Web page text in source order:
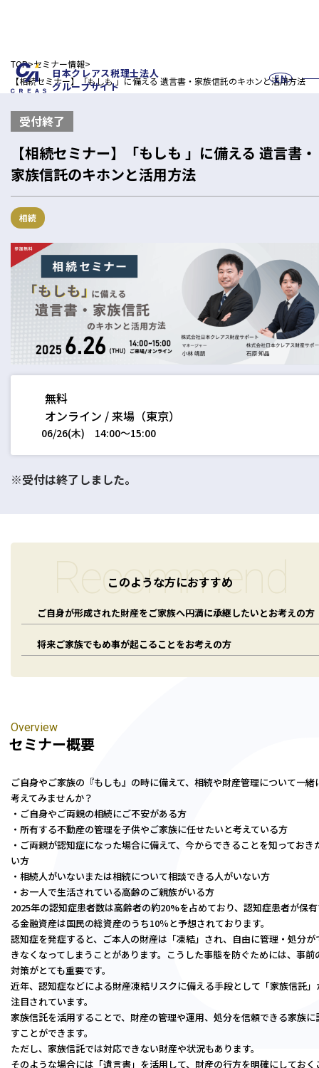
日本クレアス税理士法人
グループサイト
EN
お問い合わせフォーム
採用情報
法人の皆様へ
税務
税務セカンドオピニオン
組織再編税制・国際税務
四半期決算サポート
会社設立（スタートアップサポート）・クラウド会計導入
決算開示書類（有報・短信等）作成・IFRS対応サポート
人事労務アウトソーシング（給与計算・社会保険手続）
労使トラブル対応
労務デューデリジェンス・労務コンプライアンス調査
企業法務
企業法務・法務顧問・事業再生・債権回収
コンサルティングサービス
FAS（財務デューデリジェンス・株価算定・PPA）
IPOコンサルティング
M＆A
個人の皆様へ
法務サポート
医療・介護・福祉の皆様へ
専門分野会計・税務
会計・税務（歯科）
会計・税務（公益法人）
開業サポート
人事労務サポート
企業理念
グループ概要
グループ企業一覧
拠点一覧
東京本社
東京中野本部
埼玉川口本部
千葉本部
高崎本部
富山本部
高岡本部
大阪本部
北大阪本部
神戸三宮本部
福山本部
宮崎本部
受付終了
【相続セミナー】「もしも 」に備える 遺言書・
家族信託のキホンと活用方法
相続
無料
オンライン / 来場（東京）
06/26(木) 14:00〜15:00
※受付は終了しました。
TOP セミナー情報
【相続セミナー】「もしも 」に備える 遺言書・家族信託のキホンと活用方法
Recommend
このような方におすすめ
ご自身が形成された財産をご家族へ円満に承継したいとお考えの方
将来ご家族でもめ事が起こることをお考えの方
Overview
セミナー概要
ご自身やご家族の『もしも』の時に備えて、相続や財産管理について一緒
考えてみませんか？
・ご自身やご両親の相続にご不安がある方
・所有する不動産の管理を子供やご家族に任せたいと考えている方
・ご両親が認知症になった場合に備えて、今からできることを知っておき
い方
・相続人がいないまたは相続について相談できる人がいない方
・お一人で生活されている高齢のご親族がいる方
2025年の認知症患者数は高齢者の約20%を占めており、認知症患者が保
る金融資産は国民の総資産のうち10％と予想されております。
認知症を発症すると、ご本人の財産は「凍結」され、自由に管理・処分が
きなくなってしまうことがあります。こうした事態を防ぐためには、事前
対策がとても重要です。
近年、認知症などによる財産凍結リスクに備える手段として「家族信託」
注目されています。
家族信託を活用することで、財産の管理や運用、処分を信頼できる家族に
すことができます。
ただし、家族信託では対応できない財産や状況もあります。
そのような場合には「遺言書」を活用して、財産の行方を明確にしておく